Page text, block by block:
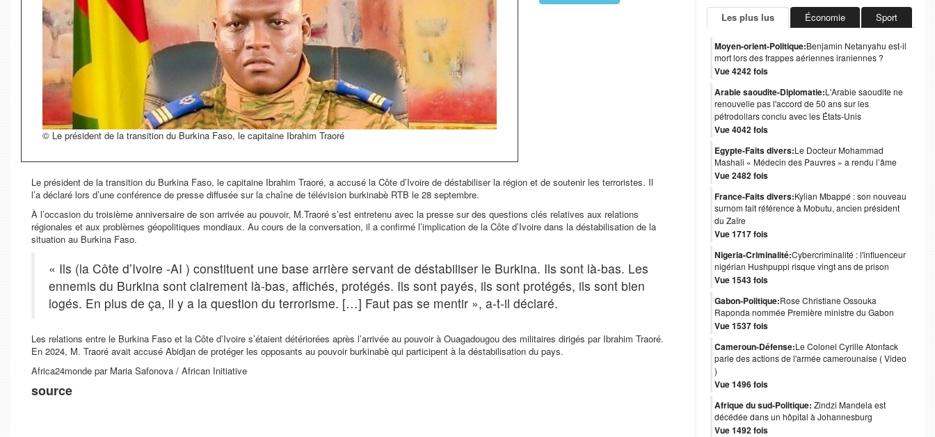
© Le président de la transition du Burkina Faso, le capitaine Ibrahim Traoré
Le président de la transition du Burkina Faso, le capitaine Ibrahim Traoré, a accusé la Côte d’Ivoire de déstabiliser la région et de soutenir les terroristes. Il
l’a déclaré lors d’une conférence de presse diffusée sur la chaîne de télévision burkinabè RTB le 28 septembre.
À l’occasion du troisième anniversaire de son arrivée au pouvoir, M.Traoré s’est entretenu avec la presse sur des questions clés relatives aux relations
régionales et aux problèmes géopolitiques mondiaux. Au cours de la conversation, il a confirmé l’implication de la Côte d’Ivoire dans la déstabilisation de la
situation au Burkina Faso.
« Ils (la Côte d’Ivoire -AI ) constituent une base arrière servant de déstabiliser le Burkina. Ils sont là-bas. Les
ennemis du Burkina sont clairement là-bas, affichés, protégés. Ils sont payés, ils sont protégés, ils sont bien
logés. En plus de ça, il y a la question du terrorisme. […] Faut pas se mentir », a-t-il déclaré.
Les relations entre le Burkina Faso et la Côte d’Ivoire s’étaient détériorées après l’arrivée au pouvoir à Ouagadougou des militaires dirigés par Ibrahim Traoré.
En 2024, M. Traoré avait accusé Abidjan de protéger les opposants au pouvoir burkinabè qui participent à la déstabilisation du pays.
Africa24monde par Maria Safonova / African Initiative
source
Les plus lus Économie Sport
Moyen-orient-Politique:Benjamin Netanyahu est-il
mort lors des frappes aériennes iraniennes ?
Vue 4242 fois
Arabie saoudite-Diplomatie:L'Arabie saoudite ne
renouvelle pas l'accord de 50 ans sur les
pétrodollars conclu avec les États-Unis
Vue 4042 fois
Egypte-Faits divers:Le Docteur Mohammad
Mashali « Médecin des Pauvres » a rendu l’âme
Vue 2482 fois
France-Faits divers:Kylian Mbappé : son nouveau
surnom fait référence à Mobutu, ancien président
du Zaïre
Vue 1717 fois
Nigeria-Criminalité:Cybercriminalité : l'influenceur
nigérian Hushpuppi risque vingt ans de prison
Vue 1543 fois
Gabon-Politique:Rose Christiane Ossouka
Raponda nommée Première ministre du Gabon
Vue 1537 fois
Cameroun-Défense:Le Colonel Cyrille Atonfack
parle des actions de l'armée camerounaise ( Video
)
Vue 1496 fois
Afrique du sud-Politique: Zindzi Mandela est
décédée dans un hôpital à Johannesburg
Vue 1492 fois